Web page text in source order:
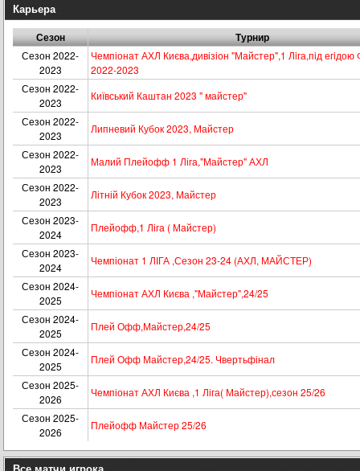
Карьера
Сезон Турнир
Сезон 2022-
2023
Чемпіонат АХЛ Києва,дивізіон "Майстер",1 Лiга,пiд
2022-2023
Сезон 2022-
2023
Київський Каштан 2023 " майстер"
Сезон 2022-
2023
Липневий Кубок 2023, Майстер
Сезон 2022-
2023
Малий Плейофф 1 Ліга,"Майстер" АХЛ
Сезон 2022-
2023
Літній Кубок 2023, Майстер
Сезон 2023-
2024
Плейофф,1 Ліга ( Майстер)
Сезон 2023-
2024
Чемпіонат 1 ЛІГА ,Сезон 23-24 (АХЛ, МАЙСТЕР)
Сезон 2024-
2025
Чемпіонат АХЛ Києва ,"Майстер",24/25
Сезон 2024-
2025
Плей Офф,Майстер,24/25
Сезон 2024-
2025
Плей Офф Майстер,24/25. Чвертьфінал
Сезон 2025-
2026
Чемпіонат АХЛ Києва ,1 Ліга( Майстер),сезон 25/26
Сезон 2025-
2026
Плейофф Майстер 25/26